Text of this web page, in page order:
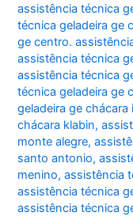
assistência técnica
técnica geladeira ge
ge centro.
assistência técnica
assistência técnica
técnica geladeira ge
geladeira ge chácara
chácara klabin,
monte alegre,
santo antonio,
menino,assistência
assistência técnica
assistência técnica